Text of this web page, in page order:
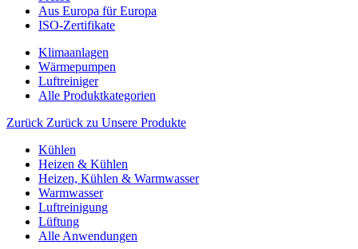
Aus Europa für Europa
ISO-Zertifikate
Klimaanlagen
Wärmepumpen
Luftreiniger
Alle Produktkategorien
Zurück Zurück zu Unsere Produkte
Kühlen
Heizen & Kühlen
Heizen, Kühlen & Warmwasser
Warmwasser
Luftreinigung
Lüftung
Alle Anwendungen